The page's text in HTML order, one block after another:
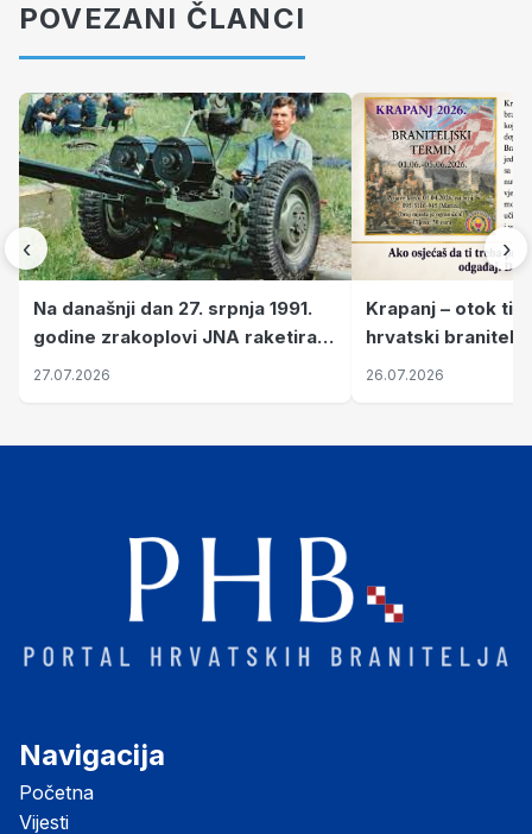
POVEZANI ČLANCI
‹
Na današnji dan 27. srpnja 1991.
godine zrakoplovi JNA raketirali
su vojarnu i obučni centar "Nikola
27.07.2026
Krapanj – otok
hrvatski branitelji
pronalaze mir
26.07.2026
›
Navigacija
Početna
Vijesti